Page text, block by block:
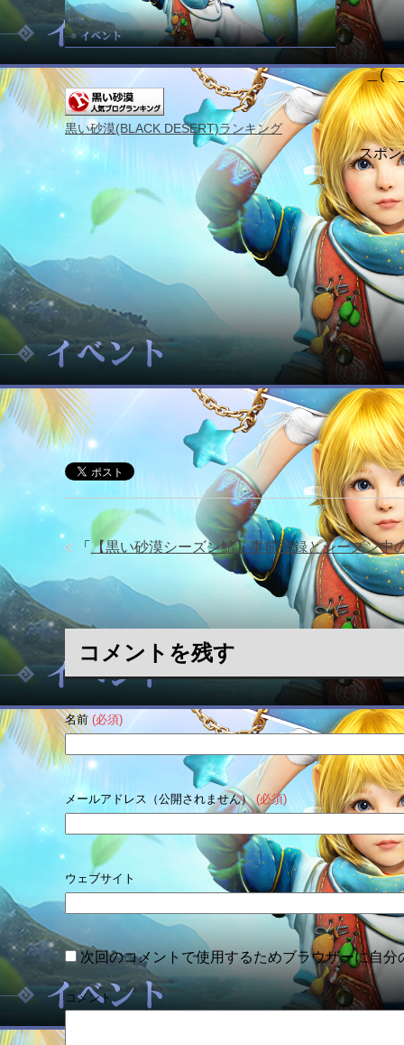
＿(
黒い砂漠(BLACK DESERT)ランキング
スポ
「 【黒い砂漠シーズン鯖】事前登録とシーズン中
コメントを残す
名前(必須)
メールアドレス（公開されません）(必須)
ウェブサイト
次回のコメントで使用するためブラウザーに自
コメント